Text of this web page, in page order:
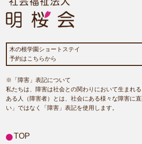
木の根学園ショートステイ
予約はこちらから
※「障害」表記について
私たちは、障害は社会との関わりにおいて生まれ
ある人（障害者）とは、社会にある様々な障害に
い」ではなく「障害」表記を使用します。
TOP